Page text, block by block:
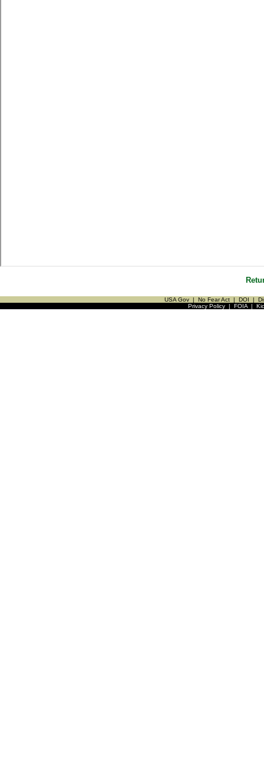
USA Gov | No Fear Act | DOI |
Privacy Policy| FOIA|